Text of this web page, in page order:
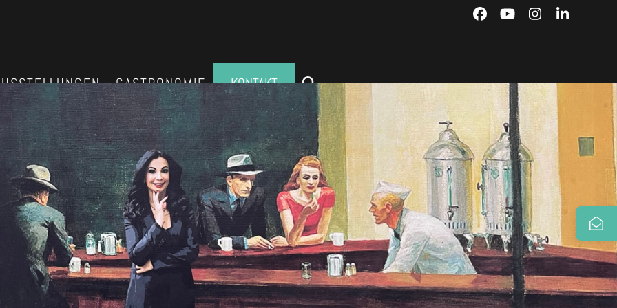
Facebook
YouTubeInstagramLinkedIn
GASTRONOMIE KONTAKT